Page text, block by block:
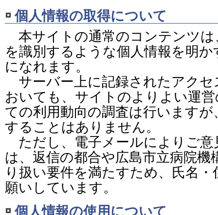
個人情報の取得について
本サイトの通常のコンテンツは
を識別するような個人情報を明
になれます。
サーバー上に記録されたアクセ
おいても、サイトのよりよい運
ての利用動向の調査は行いますが
することはありません。
ただし、電子メールによりご意
は、返信の都合や広島市立病院機
り扱い要件を満たすため、氏名
願いしています。
個人情報の使用について